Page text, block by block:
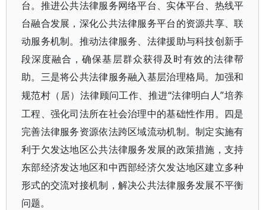
台。推进公共法律服务网络平台、实体平台、热线平
台融合发展，深化公共法律服务平台的资源共享、联
动服务机制。推动法律服务、法律援助与科技创新手
段深度融合，确保基层群众获得及时有效的法律帮
助。三是将公共法律服务融入基层治理格局。加强和
规范村（居）法律顾问工作、推进“法律明白人”培养
工程、强化司法所在社会治理中的基础性作用。四是
完善法律服务资源依法跨区域流动机制。制定实施有
利于欠发达地区公共法律服务发展的政策措施，支持
东部经济发达地区和中西部经济欠发达地区建立多种
形式的交流对接机制，解决公共法律服务发展不平衡
问题。